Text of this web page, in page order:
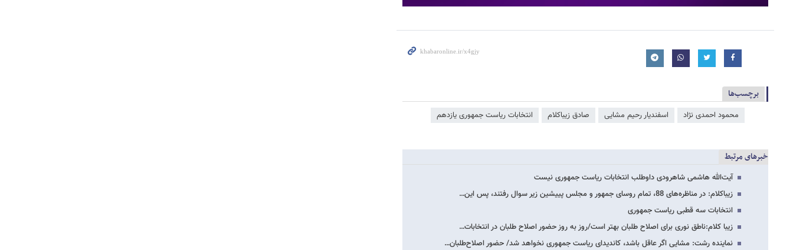
برچسب‌ها
محمود احمدی ‌نژاد اسفندیار رحیم مشایی صادق زیباکلام انتخابات ریاست جمهوری یازدهم
خبرهای مرتبط
آیت‌الله هاشمی شاهرودی داوطلب انتخابات ریاست جمهوری نیست
زیباکلام: در مناظره‌های 88، تمام روسای جمهور و مجلس پییشین زیر سوال رفتند، پس این…
انتخابات سه قطبی ریاست جمهوری
زیبا کلام:ناطق نوری برای اصلاح طلبان بهتر است/روز به روز حضور اصلاح طلبان در انتخابات…
نماینده رشت: مشایی اگر عاقل باشد، کاندیدای ریاست جمهوری نخواهد شد/ حضور اصلاح‌طلبان…